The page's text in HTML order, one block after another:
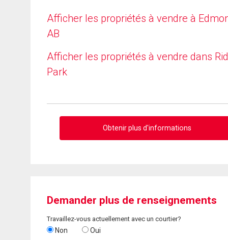
Afficher les propriétés à vendre à
AB
Afficher les propriétés à vendre dans
Park
Obtenir plus d'informations
Demander plus de renseignements
Travaillez-vous actuellement avec un courtier?
Non Oui